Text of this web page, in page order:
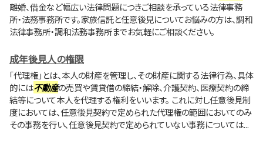
離婚、借金など幅広い法律問題につきご相談を承っている法律事務
所・法務事務所です。家族信託と任意後見についてお悩みの方は、調和
法律事務所・調和法務事務所までお気軽にご相談ください。
成年後見人の権限
「代理権」とは、本人の財産を管理し、その財産に関する法律行為、具体
的には不動産の売買や賃貸借の締結・解除、介護契約、医療契約の締
結等について本人を代理する権利をいいます。 これに対し任意後見制
度においては、任意後見契約で定められた代理権の範囲においてのみ
その事務を行い、任意後見契約で定められていない事務については...